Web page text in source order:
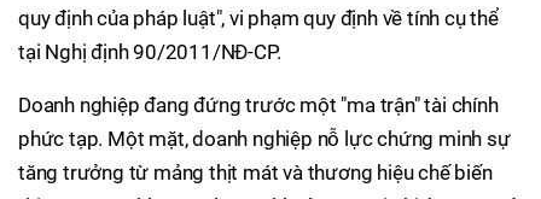
quy định của pháp luật", vi phạm quy định về tính cụ thể
tại Nghị định 90/2011/NĐ-CP.
Doanh nghiệp đang đứng trước một "ma trận" tài chính
phức tạp. Một mặt, doanh nghiệp nỗ lực chứng minh sự
tăng trưởng từ mảng thịt mát và thương hiệu chế biến